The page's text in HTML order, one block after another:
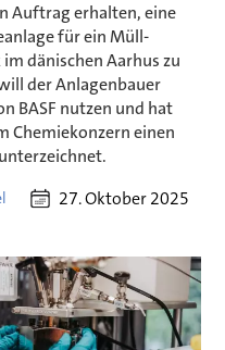
Auftrag erhalten, eine
für ein Müll-
dänischen Aarhus zu
der Anlagenbauer
BASF nutzen und hat
Chemiekonzern einen
27. Oktober 2025